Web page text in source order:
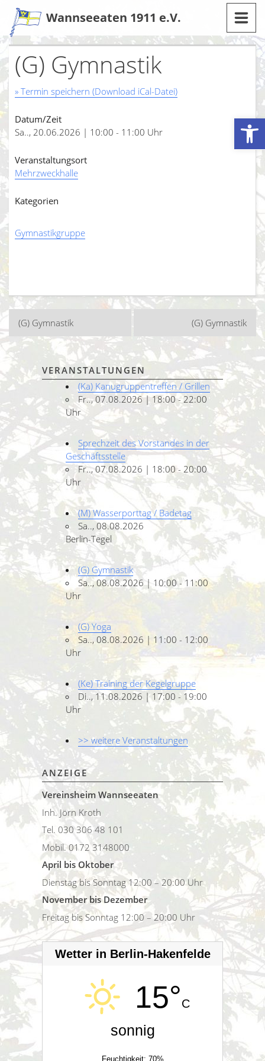
Werkzeugleiste öffnen
Zum
Inhalt
Wannseeaten 1911 e.V.
(G) Gymnastik
» Termin speichern (Download iCal-Datei)
Datum/Zeit
Sa.., 20.06.2026 | 10:00 - 11:00 Uhr
Veranstaltungsort
Mehrzweckhalle
Kategorien
Gymnastikgruppe
Beitragsnavigation
(G) Gymnastik (G) Gymnastik
VERANSTALTUNGEN
(Ka) Kanugruppentreffen / Grillen
Fr.., 07.08.2026 | 18:00 - 22:00
Uhr
Sprechzeit des Vorstandes in der
Geschäftsstelle
Fr.., 07.08.2026 | 18:00 - 20:00
Uhr
(M) Wasserporttag / Badetag
Sa.., 08.08.2026
Berlin-Tegel
(G) Gymnastik
Sa.., 08.08.2026 | 10:00 - 11:00
Uhr
(G) Yoga
Sa.., 08.08.2026 | 11:00 - 12:00
Uhr
(Ke) Training der Kegelgruppe
Di.., 11.08.2026 | 17:00 - 19:00
Uhr
>> weitere Veranstaltungen
ANZEIGE
Vereinsheim Wannseeaten
Inh. Jörn Kroth
Tel. 030 306 48 101
Mobil. 0172 3148000
April bis Oktober
Dienstag bis Sonntag 12:00 – 20:00 Uhr
November bis Dezember
Freitag bis Sonntag 12:00 – 20:00 Uhr
Wetter in Berlin-Hakenfelde
15°C
sonnig
Feuchtigkeit: 70%